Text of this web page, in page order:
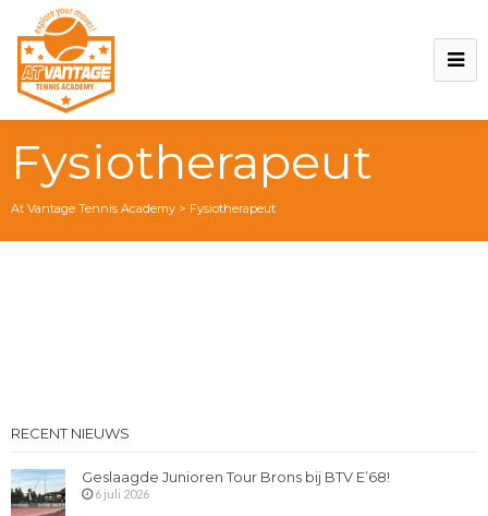
Fysiotherapeut
At Vantage Tennis Academy > Fysiotherapeut
RECENT NIEUWS
Geslaagde Junioren Tour Brons bij BTV E’68!
6 juli 2026